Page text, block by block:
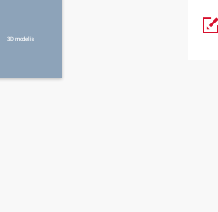
3D modelis